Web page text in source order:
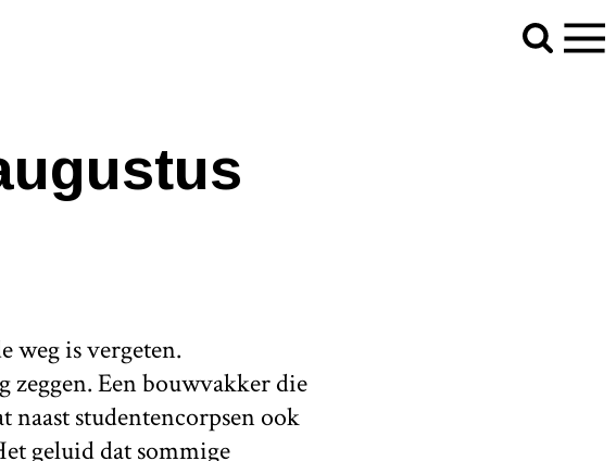
weg is vergeten.
zeggen. Een bouwvakker die
naast studentencorpsen ook
geluid dat sommige